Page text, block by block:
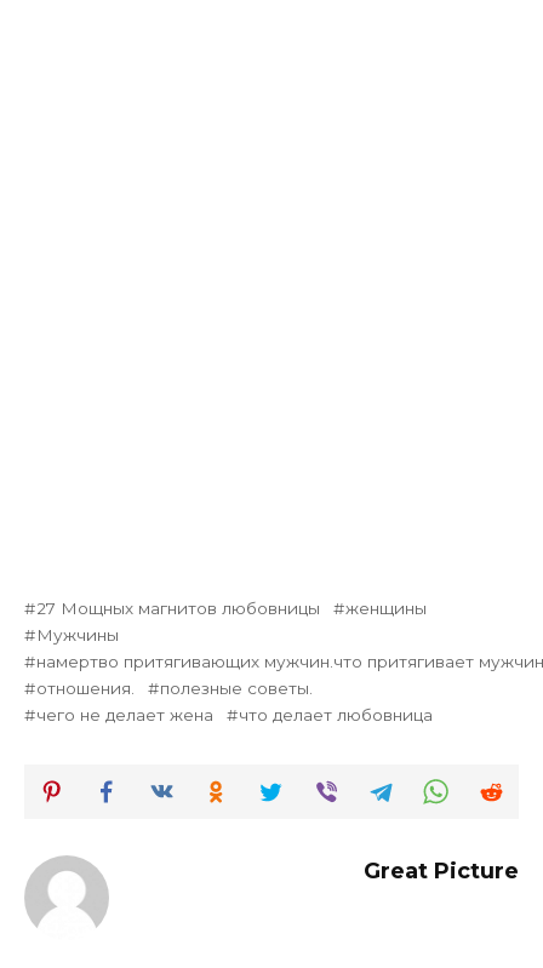
27 Мощных магнитов любовницы
женщины
Мужчины
намертво притягивающих мужчин.что притягивает
отношения.
полезные советы.
чего не делает жена
что делает любовница
Great Picture